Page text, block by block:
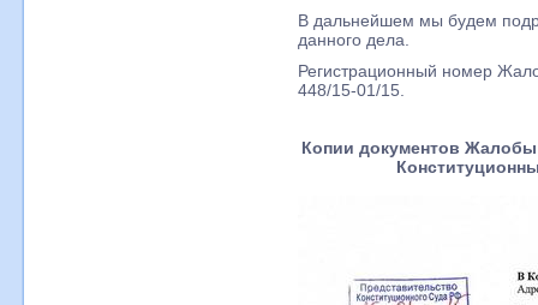
В дальнейшем мы будем
данного дела.
Регистрационный номер
448/15-01/15.
Копии документов